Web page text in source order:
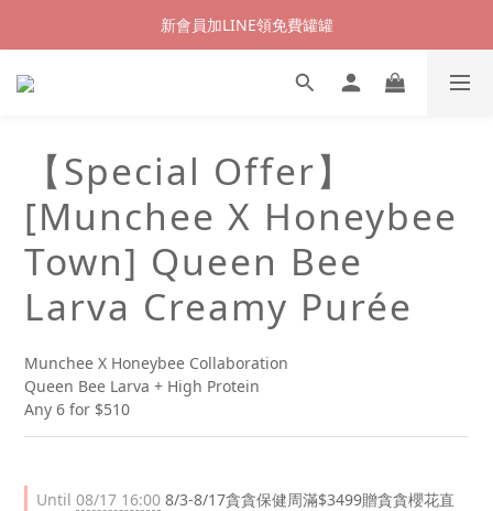
新會員加LINE領免費罐罐
【Special Offer】
[Munchee X Honeybee
Town] Queen Bee
Larva Creamy Purée
Munchee X Honeybee Collaboration
Queen Bee Larva + High Protein
Any 6 for $510
Until 08/17 16:00 8/3-8/17貪貪保健周滿$3499贈貪貪櫻花直